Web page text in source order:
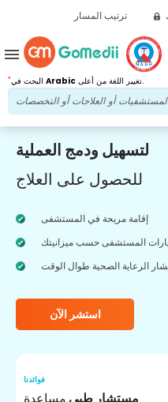
ترتيب المسار
* Arabic تغيير اللغة من أعلى.
menu
لتسهيل ودمج العملية
للحصول على العلاج
إقامة مريحة في المستشفى
المستشفى حسب ميزانيتك
الرعاية الصحية طوال الوقت
استشر الآن
فوائدنا